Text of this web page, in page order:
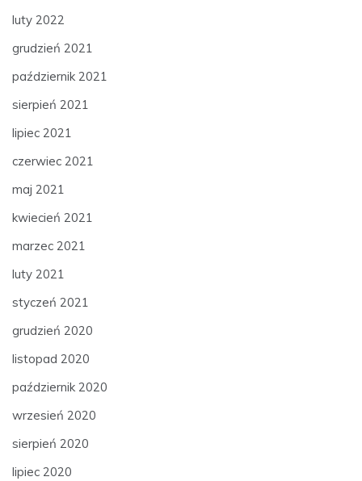
luty 2022
grudzień 2021
październik 2021
sierpień 2021
lipiec 2021
czerwiec 2021
maj 2021
kwiecień 2021
marzec 2021
luty 2021
styczeń 2021
grudzień 2020
listopad 2020
październik 2020
wrzesień 2020
sierpień 2020
lipiec 2020